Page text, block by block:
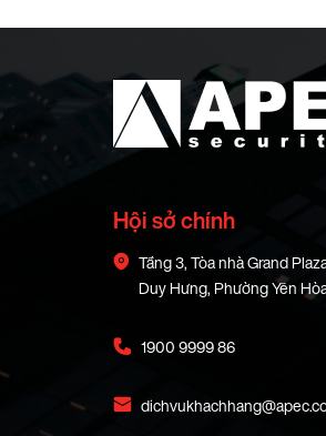
Hội sở chính
Tầng 3, Tòa nhà Grand
Duy Hưng, Phường Yên
1900 9999 86